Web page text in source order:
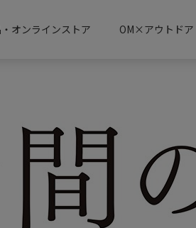
オンラインストア OM×アウトドア